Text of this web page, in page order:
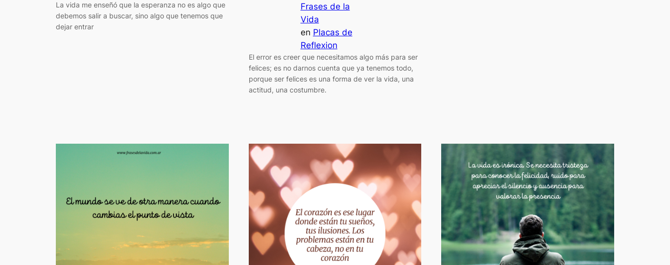
La vida me enseñó que la esperanza no es algo que
debemos salir a buscar, sino algo que tenemos que
dejar entrar
Frases de la
Vida
en Placas de
Reflexion
El error es creer que necesitamos algo más para ser
felices; es no darnos cuenta que ya tenemos todo,
porque ser felices es una forma de ver la vida, una
actitud, una costumbre.